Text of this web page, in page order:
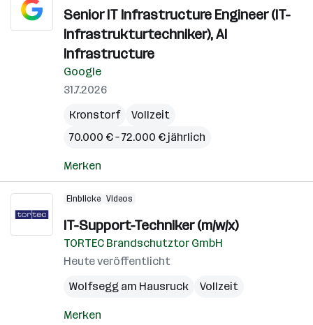
Senior IT Infrastructure Engineer (IT-
Infrastrukturtechniker), AI
Infrastructure
Google
31.7.2026
Kronstorf
Vollzeit
70.000 € – 72.000 € jährlich
Merken
Einblicke Videos
IT-Support-Techniker (m/w/x)
TORTEC Brandschutztor GmbH
Heute veröffentlicht
Wolfsegg am Hausruck
Vollzeit
Merken